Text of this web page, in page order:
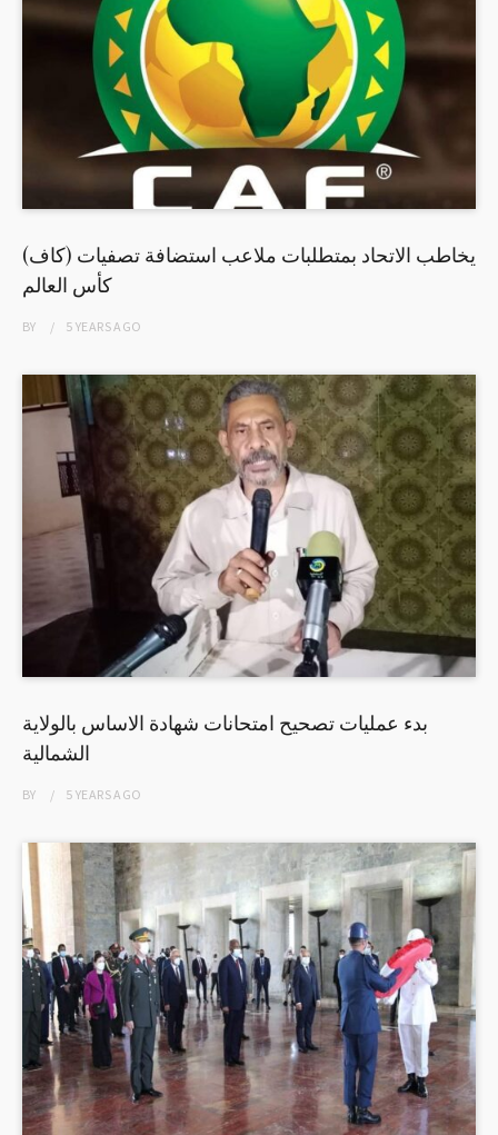
(كاف) يخاطب الاتحاد بمتطلبات ملاعب استضافة تصفيات
كأس العالم
BY 5 YEARSAGO
بدء عمليات تصحيح امتحانات شهادة الاساس بالولاية
الشمالية
BY 5 YEARSAGO